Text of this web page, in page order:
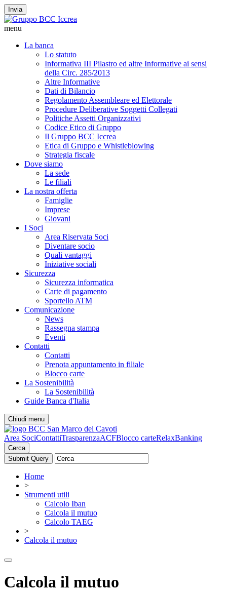
Invia
menu
La banca
Lo statuto
Informativa III Pilastro ed altre Informative ai sensi
della Circ. 285/2013
Altre Informative
Dati di Bilancio
Regolamento Assembleare ed Elettorale
Procedure Deliberative Soggetti Collegati
Politiche Assetti Organizzativi
Codice Etico di Gruppo
Il Gruppo BCC Iccrea
Etica di Gruppo e Whistleblowing
Strategia fiscale
Dove siamo
La sede
Le filiali
La nostra offerta
Famiglie
Imprese
Giovani
I Soci
Area Riservata Soci
Diventare socio
Quali vantaggi
Iniziative sociali
Sicurezza
Sicurezza informatica
Carte di pagamento
Sportello ATM
Comunicazione
News
Rassegna stampa
Eventi
Contatti
Contatti
Prenota appuntamento in filiale
Blocco carte
La Sostenibilità
La Sostenibilità
Guide Banca d'Italia
Chiudi menu
Area SociContattiTrasparenzaACFBlocco carteRelaxBanking
Cerca
Home
>
Strumenti utili
Calcolo Iban
Calcola il mutuo
Calcolo TAEG
>
Calcola il mutuo
Calcola il mutuo